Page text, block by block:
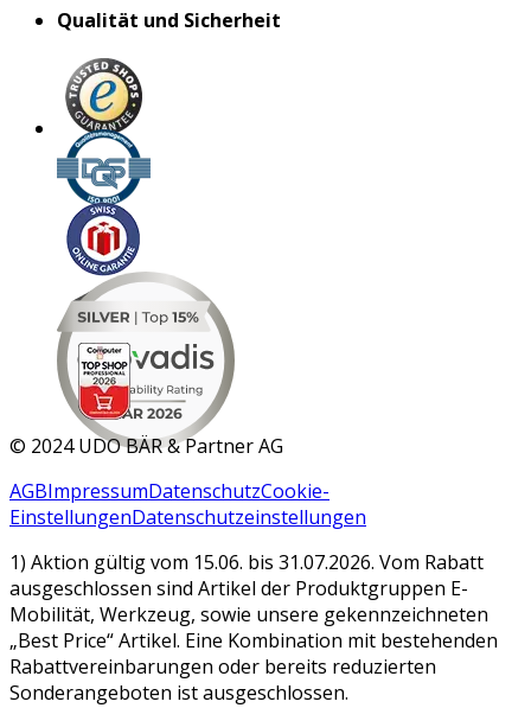
Qualität und Sicherheit
MAR 2026
© 2024 UDO BÄR & Partner AG
AGBImpressumDatenschutzCookie-
EinstellungenDatenschutzeinstellungen
1) Aktion gültig vom 15.06. bis 31.07.2026. Vom Rabatt
ausgeschlossen sind Artikel der Produktgruppen E-
Mobilität, Werkzeug, sowie unsere gekennzeichneten
„Best Price“ Artikel. Eine Kombination mit bestehenden
Rabattvereinbarungen oder bereits reduzierten
Sonderangeboten ist ausgeschlossen.